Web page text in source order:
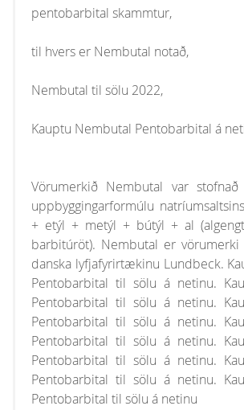
pentobarbital skammtur,
til hvers er Nembutal notað,
Nembutal til sölu 2022,
Kauptu Nembutal Pentobarbital á
Vörumerkið Nembutal var
uppbyggingarformúlu
+ etýl + metýl + bútýl + al
barbitúröt). Nembutal er
danska lyfjafyrirtækinu Lundbeck.
Pentobarbital til sölu á netinu.
Pentobarbital til sölu á netinu.
Pentobarbital til sölu á netinu.
Pentobarbital til sölu á netinu.
Pentobarbital til sölu á netinu.
Pentobarbital til sölu á netinu.
Pentobarbital til sölu á netinu